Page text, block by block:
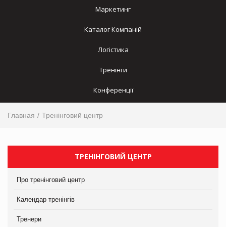
Маркетинг
Каталог Компаній
Логістика
Тренінги
Конференції
Главная Тренінговий центр
ТРЕНІНГОВИЙ ЦЕНТР
Про тренінговий центр
Календар тренінгів
Тренери